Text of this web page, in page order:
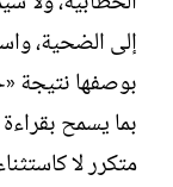
إلى الضحية،
بوصفها نتيجة
بما يسمح
متكرر لا